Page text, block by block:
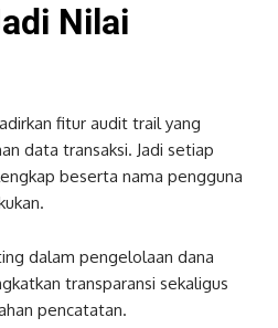
Nilai
fitur audit trail yang
data transaksi. Jadi setiap
beserta nama pengguna
dalam pengelolaan dana
transparansi sekaligus
pencatatan.